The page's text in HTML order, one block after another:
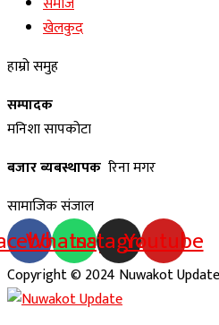
खेलकुद
हाम्रो समुह
सम्पादक
मनिशा सापकोटा
बजार ब्यबस्थापक रिना मगर
सामाजिक संजाल
Whatsapp
Instagram
Youtube
Copyright © 2024 Nuwakot